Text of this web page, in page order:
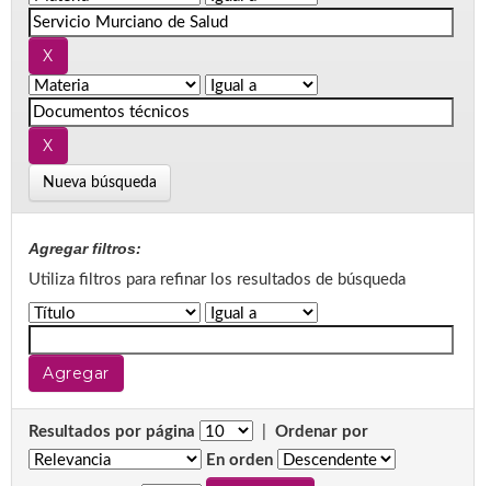
Nueva búsqueda
Agregar filtros:
Utiliza filtros para refinar los resultados de búsqueda
Resultados por página
Ordenar por
En orden